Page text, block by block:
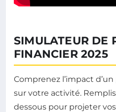
SIMULATEUR DE
FINANCIER 2025
Comprenez l’impact
sur votre activité.
dessous pour projeter